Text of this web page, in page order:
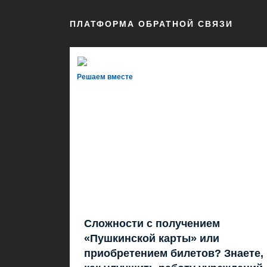
ПЛАТФОРМА ОБРАТНОЙ СВЯЗИ
Решаем вместе
Сложности с получением
«Пушкинской карты» или
приобретением билетов? Знаете,